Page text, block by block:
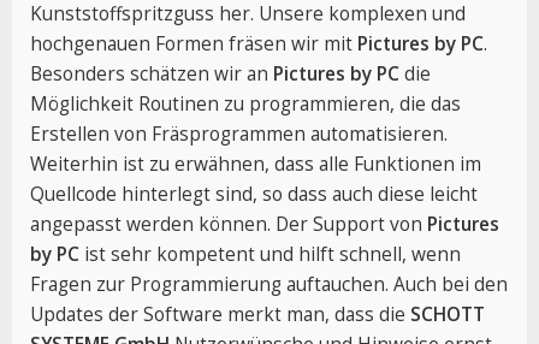
Kunststoffspritzguss her. Unsere komplexen und
hochgenauen Formen fräsen wir mit Pictures by PC.
Besonders schätzen wir an Pictures by PCdie
Möglichkeit Routinen zu programmieren, die das
Erstellen von Fräsprogrammen automatisieren.
Weiterhin ist zu erwähnen, dass alle Funktionen im
Quellcode hinterlegt sind, so dass auch diese leicht
angepasst werden können. Der Support von Pictures
by PC ist sehr kompetent und hilft schnell, wenn
Fragen zur Programmierung auftauchen. Auch bei den
Updates der Software merkt man, dass die SCHOTT